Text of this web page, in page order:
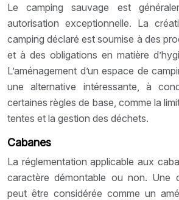
Le camping sauvage est
autorisation exceptionnelle. La
camping déclaré est soumise à des
et à des obligations en matière
L’aménagement d’un espace de
une alternative intéressante, à
certaines règles de base, comme la
tentes et la gestion des déchets.
Cabanes
La réglementation applicable aux
caractère démontable ou non. Une
peut être considérée comme un